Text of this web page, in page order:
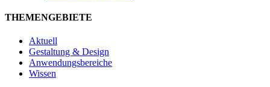
THEMENGEBIETE
Aktuell
Gestaltung & Design
Anwendungsbereiche
Wissen